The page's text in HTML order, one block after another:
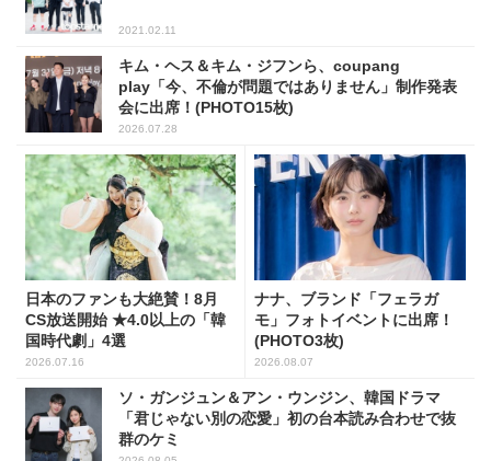
2021.02.11
キム・ヘス＆キム・ジフンら、coupang
play「今、不倫が問題ではありません」制作発表
会に出席！(PHOTO15枚)
2026.07.28
日本のファンも大絶賛！8月
CS放送開始 ★4.0以上の「韓
国時代劇」4選
2026.07.16
ナナ、ブランド「フェラガ
モ」フォトイベントに出席！
(PHOTO3枚)
2026.08.07
ソ・ガンジュン＆アン・ウンジン、韓国ドラマ
「君じゃない別の恋愛」初の台本読み合わせで抜
群のケミ